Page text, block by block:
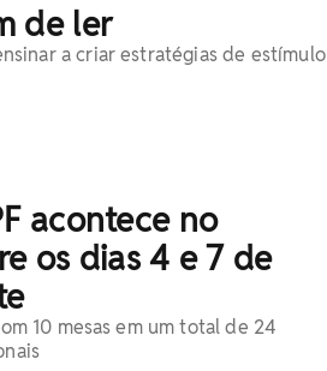
de ler
a criar estratégias de estímulo
acontece no
os dias 4 e 7 de
10 mesas em um total de 24